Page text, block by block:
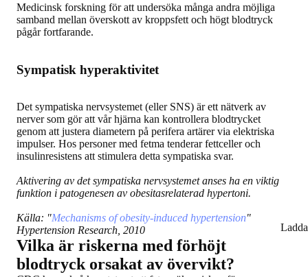
Medicinsk forskning för att undersöka många andra möjliga
samband mellan överskott av kroppsfett och högt blodtryck
pågår fortfarande.
Sympatisk hyperaktivitet
Det sympatiska nervsystemet (eller SNS) är ett nätverk av
nerver som gör att vår hjärna kan kontrollera blodtrycket
genom att justera diametern på perifera artärer via elektriska
impulser. Hos personer med fetma tenderar fettceller och
insulinresistens att stimulera detta sympatiska svar.
Aktivering av det sympatiska nervsystemet anses ha en viktig
funktion i patogenesen av obesitasrelaterad hypertoni.
Källa: "Mechanisms of obesity-induced hypertension"
Hypertension Research, 2010
Vilka är riskerna med förhöjt
blodtryck orsakat av övervikt?